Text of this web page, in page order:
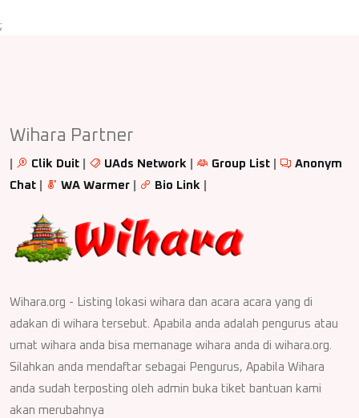
;
Wihara Partner
Clik Duit UAds Network Group List
Anonym
Chat
WA Warmer Bio Link
Wihara.org - Listing lokasi wihara dan acara acara yang di
adakan di wihara tersebut. Apabila anda adalah pengurus atau
umat wihara anda bisa memanage wihara anda di wihara.org.
Silahkan anda mendaftar sebagai Pengurus, Apabila Wihara
anda sudah terposting oleh admin buka tiket bantuan kami
akan merubahnya